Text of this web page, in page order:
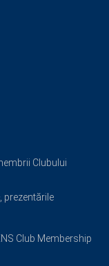
Clubului
prezentările
Club Membership